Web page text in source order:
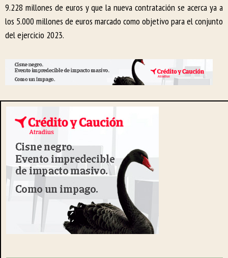
9.228 millones de euros y que la nueva contratación se acerca ya a
los 5.000 millones de euros marcado como objetivo para el conjunto
del ejercicio 2023.